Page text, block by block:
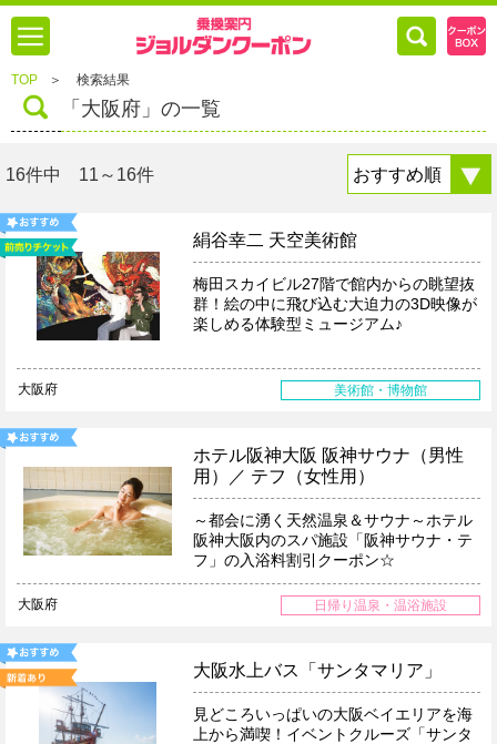
TOP ＞ 検索結果
「大阪府」の一覧
16件中 11～16件
絹谷幸二 天空美術館
梅田スカイビル27階で館内からの眺望抜
群！絵の中に飛び込む大迫力の3D映像が
楽しめる体験型ミュージアム♪
大阪府 美術館・博物館
ホテル阪神大阪 阪神サウナ（男性
用）／ テフ（女性用）
～都会に湧く天然温泉＆サウナ～ホテル
阪神大阪内のスパ施設「阪神サウナ・テ
フ」の入浴料割引クーポン☆
大阪府 日帰り温泉・温浴施設
大阪水上バス「サンタマリア」
見どころいっぱいの大阪ベイエリアを海
上から満喫！イベントクルーズ「サンタ